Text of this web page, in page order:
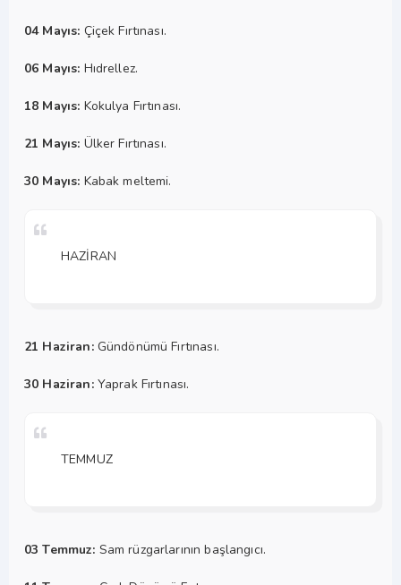
04 Mayıs: Çiçek Fırtınası.
06 Mayıs: Hıdrellez.
18 Mayıs: Kokulya Fırtınası.
21 Mayıs: Ülker Fırtınası.
30 Mayıs: Kabak meltemi.
HAZİRAN
21 Haziran:Gündönümü Fırtınası.
30 Haziran:Yaprak Fırtınası.
TEMMUZ
03 Temmuz: Sam rüzgarlarının başlangıcı.